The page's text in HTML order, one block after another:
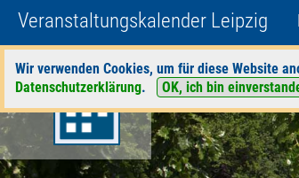
Veranstaltungskalender Leipzig
Wir verwenden Cookies, um für diese Website
Datenschutzerklärung. OK, ich bin